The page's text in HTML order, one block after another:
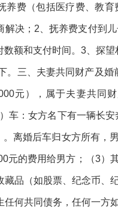
养费（包括医疗费、教
解决；2、抚养费支付到
额和支付时间。3、探
。三、夫妻共同财产及
元），属于夫妻共同
车：女方名下有一辆长
离婚后车归女方所有，
元的费用给男方；（3）
藏品（如股票、纪念币
何共同债务，任何一方